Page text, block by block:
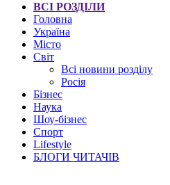
ВСІ РОЗДІЛИ
Головна
Україна
Місто
Світ
Всі новини розділу
Росія
Бізнес
Наука
Шоу-бізнес
Спорт
Lifestyle
БЛОГИ ЧИТАЧІВ